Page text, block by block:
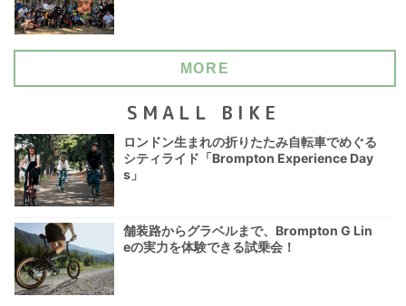
MORE
SMALL BIKE
ロンドン生まれの折りたたみ自転車でめぐる
シティライド「Brompton Experience Day
s」
舗装路からグラベルまで、Brompton G Lin
eの実力を体験できる試乗会！